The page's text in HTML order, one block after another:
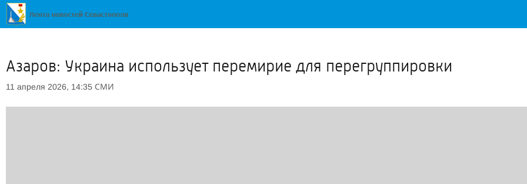
Азаров: Украина использует перемирие для перегруппировки
11 апреля 2026, 14:35 СМИ